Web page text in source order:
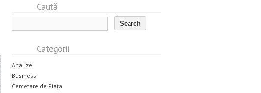
Caută
Categorii
Analize
Business
Cercetare de Piaţa